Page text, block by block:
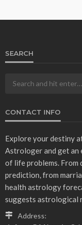
SEARCH
CONTACT INFO
Explore your destiny
Astrologer and get
of life problems.
prediction, from
health astrology
suggests astrological
Address: